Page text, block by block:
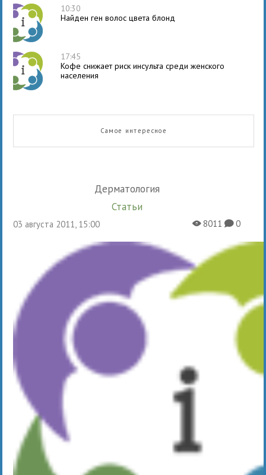
10:30
Найден ген волос цвета блонд
17:45
Кофе снижает риск инсульта среди женского
населения
Самое интересное
Дерматология
Статьи
03 августа 2011, 15:00 X8011K0